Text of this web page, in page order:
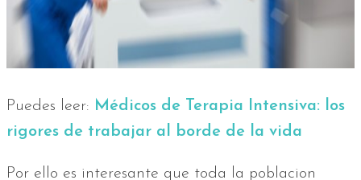
Puedes leer: Médicos de Terapia Intensiva: los
rigores de trabajar al borde de la vida
Por ello es interesante que toda la poblacion